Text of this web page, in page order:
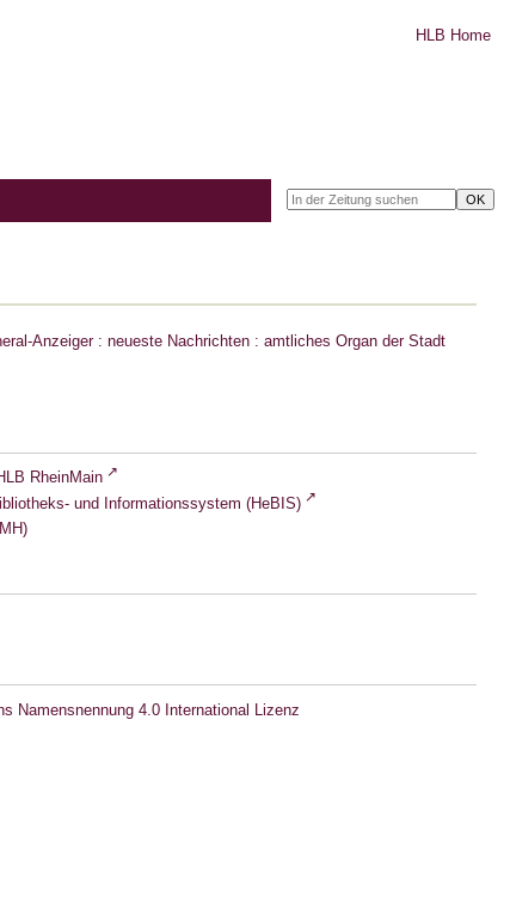
HLB Home
Anzeiger : neueste Nachrichten : amtliches Organ der Stadt
RheinMain
und Informationssystem (HeBIS)
Namensnennung 4.0 International Lizenz